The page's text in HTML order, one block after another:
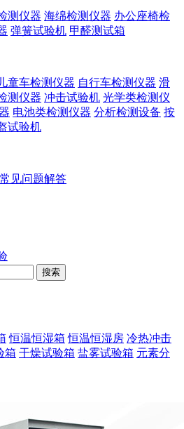
测仪器 海绵检测仪器 办公座椅检
弹簧试验机 甲醛测试箱
童车检测仪器 自行车检测仪器 滑
测仪器 冲击试验机 光学类检测仪
电池类检测仪器 分析检测设备 按
试验机
常见问题解答
恒温恒湿箱 恒温恒湿房 冷热冲击
箱 干燥试验箱 盐雾试验箱 元素分